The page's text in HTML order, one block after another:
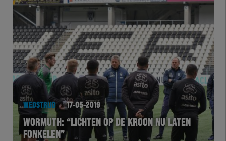
WEDSTRIJD 17-05-2019
WORMUTH: “LICHTEN OP DE KROON NU LATEN
FONKELEN”